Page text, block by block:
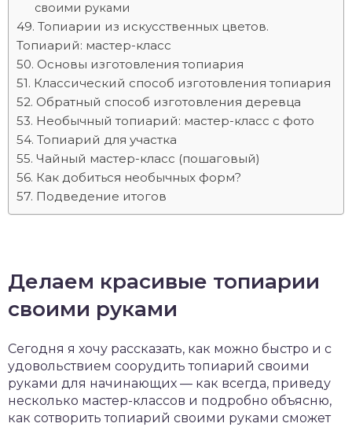
своими руками
Топиарии из искусственных цветов.
Топиарий: мастер-класс
Основы изготовления топиария
Классический способ изготовления топиария
Обратный способ изготовления деревца
Необычный топиарий: мастер-класс с фото
Топиарий для участка
Чайный мастер-класс (пошаговый)
Как добиться необычных форм?
Подведение итогов
Делаем красивые топиарии
своими руками
Сегодня я хочу рассказать, как можно быстро и с
удовольствием соорудить топиарий своими
руками для начинающих — как всегда, приведу
несколько мастер-классов и подробно объясню,
как сотворить топиарий своими руками сможет